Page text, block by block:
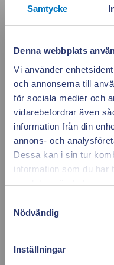
Samtycke
Denna webbplats
Vi använder
och annonserna till
för sociala medier och
vidarebefordrar även
information från din
annons- och
Dessa kan i sin tur
information som du har
samlat in när du har
Nödvändig
Inställningar
februari 2023
december 2022
november 2022
oktober 2022
september 2022
full
Se vad som drar el i
sänk dina kostnader.